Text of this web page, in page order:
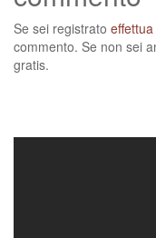
Se sei registrato
commento. Se non sei
gratis.